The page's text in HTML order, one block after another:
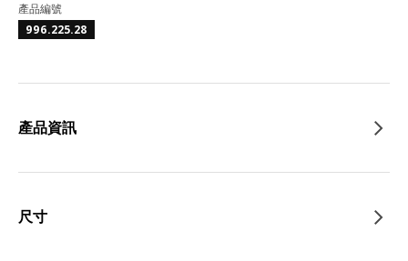
產品編號
996.225.28
產品資訊
尺寸